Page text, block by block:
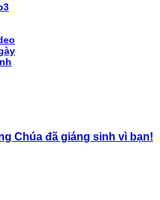
Chúa đã giáng sinh vì bạn!